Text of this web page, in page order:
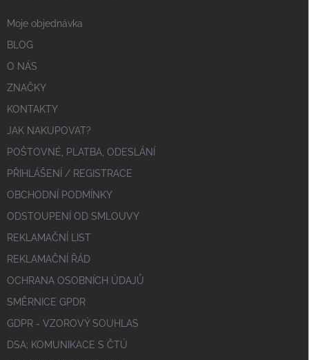
Moje objednávka
BLOG
O NÁS
ZNAČKY
KONTAKTY
JAK NAKUPOVAT?
POŠTOVNÉ, PLATBA, ODESLÁNÍ
PŘIHLÁŠENÍ / REGISTRACE
OBCHODNÍ PODMÍNKY
ODSTOUPENÍ OD SMLOUVY
REKLAMAČNÍ LIST
REKLAMAČNÍ ŘÁD
OCHRANA OSOBNÍCH ÚDAJŮ
SMĚRNICE GPDR
GDPR - VZOROVÝ SOUHLAS
DSA; KOMUNIKACE S ČTÚ